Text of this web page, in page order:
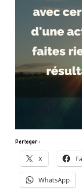
Partager :
X
WhatsApp